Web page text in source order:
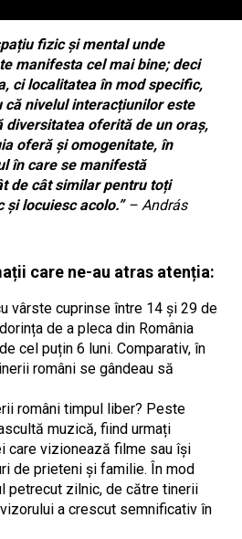
fizic și mental unde
manifesta cel mai bine; deci
ci localitatea în mod specific,
că nivelul interacțiunilor este
diversitatea oferită de un oraș,
oferă și omogenitate, în
în care se manifestă
de cât similar pentru toți
locuiesc acolo.”– András
care ne-au atras atenția:
vârste cuprinse între 14 și 29 de
de a pleca din România
cel puțin 6 luni. Comparativ, în
români se gândeau să
români timpul liber? Peste
muzică, fiind urmați
care vizionează filme sau își
de prieteni și familie. În mod
petrecut zilnic, de către tinerii
a crescut semnificativ în